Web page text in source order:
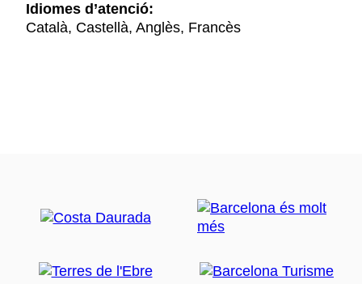
Idiomes d’atenció:
Català, Castellà, Anglès, Francès